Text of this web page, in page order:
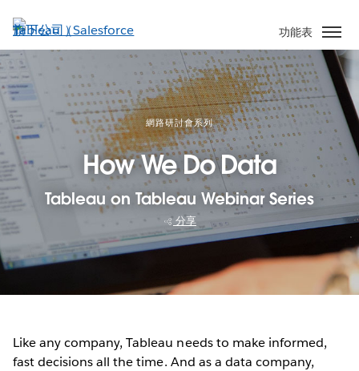
至
主
內
容
功能表
網路研討會系列
How We Do Data
Tableau on Tableau Webinar Series
分享
Like any company, Tableau needs to make informed,
fast decisions all the time. And as a data company,